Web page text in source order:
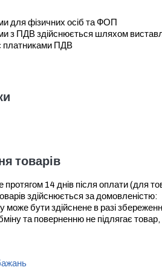
для фізичних осіб та ФОП
з ПДВ здійснюється шляхом
платниками ПДВ
товарів
14 днів після оплати (для
здійснюється за домовленістю:
може бути здійснене в разі
та поверненню не підлягає